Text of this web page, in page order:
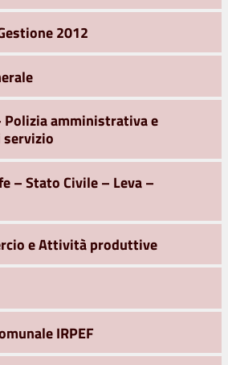
2012
amministrativa e
– Stato Civile – Leva –
e Attività produttive
IRPEF